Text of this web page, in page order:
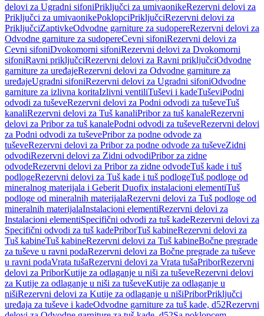
delovi za Ugradni sifoniPriključci za umivaonikeRezervni delovi za
Priključci za umivaonikePoklopciPriključciRezervni delovi za
PriključciZaptivkeOdvodne garniture za sudopereRezervni delovi za
Odvodne garniture za sudopereCevni sifoniRezervni delovi za
Cevni sifoniDvokomorni sifoniRezervni delovi za Dvokomorni
sifoniRavni priključciRezervni delovi za Ravni priključciOdvodne
garniture za uređajeRezervni delovi za Odvodne garniture za
uređajeUgradni sifoniRezervni delovi za Ugradni sifoniOdvodne
garniture za izlivna koritaIzlivni ventiliTuševi i kadeTuševiPodni
odvodi za tuševeRezervni delovi za Podni odvodi za tuševeTuš
kanaliRezervni delovi za Tuš kanaliPribor za tuš kanaleRezervni
delovi za Pribor za tuš kanalePodni odvodi za tuševeRezervni delovi
za Podni odvodi za tuševePribor za podne odvode za
tuševeRezervni delovi za Pribor za podne odvode za tuševeZidni
odvodiRezervni delovi za Zidni odvodiPribor za zidne
odvodeRezervni delovi za Pribor za zidne odvodeTuš kade i tuš
podlogeRezervni delovi za Tuš kade i tuš podlogeTuš podloge od
mineralnog materijala i Geberit Duofix instalacioni elementiTuš
podloge od mineralnih materijalaRezervni delovi za Tuš podloge od
mineralnih materijalaInstalacioni elementiRezervni delovi za
Instalacioni elementiSpecifični odvodi za tuš kadeRezervni delovi za
Specifični odvodi za tuš kadePriborTuš kabineRezervni delovi za
Tuš kabineTuš kabineRezervni delovi za Tuš kabineBočne pregrade
za tuševe u ravni podaRezervni delovi za Bočne pregrade za tuševe
u ravni podaVrata tušaRezervni delovi za Vrata tušaPriborRezervni
delovi za PriborKutije za odlaganje u niši za tuševeRezervni delovi
za Kutije za odlaganje u niši za tuševeKutije za odlaganje u
nišiRezervni delovi za Kutije za odlaganje u nišiPriborPriključci
uređaja za tuševe i kadeOdvodne garniture za tuš kade, d52Rezervni